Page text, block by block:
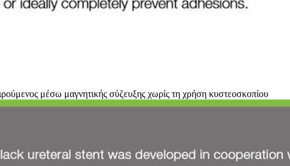
μέσω μαγνητικής σύζευξης χωρίς τη χρήση κυστεοσκοπίου